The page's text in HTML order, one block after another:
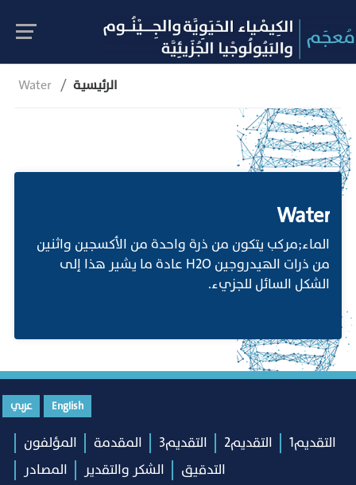
Water الرئيسية
Water
الماء;مركب يتكون من ذرة واحدة من الأكسجين واثنين
من ذرات الهيدروجين H2O عادة ما يشير هذا إلى
الشكل السائل للجزيء.
English عربي
التقديم1 التقديم2 التقديم3 المقدمة
المؤلفون
التدقيق
الشكر والتقدير
المصادر